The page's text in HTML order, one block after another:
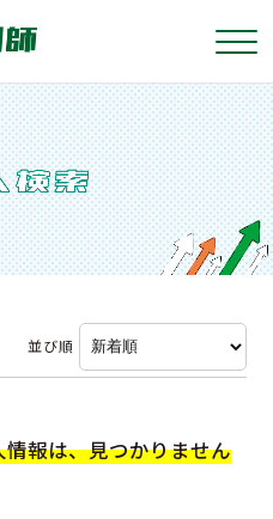
並び順
報は、見つかりません